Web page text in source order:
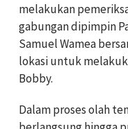
melakukan
gabungan dipimpin
Samuel Wamea
lokasi untuk
Bobby.
Dalam proses olah